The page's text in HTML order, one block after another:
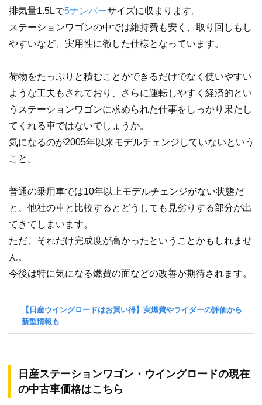
排気量1.5Lで5ナンバーサイズに収まります。
ステーションワゴンの中では維持費も安く、取り回しもし
やすいなど、実用性に徹した仕様となっています。
荷物をたっぷりと積むことができるだけでなく使いやすい
ような工夫もされており、さらに運転しやすく経済的とい
うステーションワゴンに求められた仕事をしっかり果たし
てくれる車ではないでしょうか。
気になるのが2005年以来モデルチェンジしていないという
こと。
普通の乗用車では10年以上モデルチェンジがない状態だ
と、他社の車と比較するとどうしても見劣りする部分が出
てきてしまいます。
ただ、それだけ完成度が高かったということかもしれませ
ん。
今後は特に気になる燃費の面などの改善が期待されます。
日産ステーションワゴン・ウイングロードの現在
の中古車価格はこちら